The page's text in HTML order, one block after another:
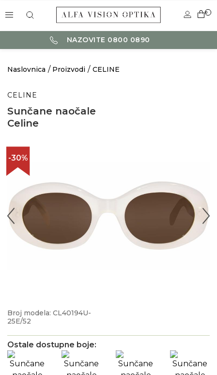
0
NAZOVITE 0800 0890
Naslovnica Proizvodi CELINE
CELINE
Sunčane naočale
Celine
-30%
Broj modela: CL40194U-
25E/52
Ostale dostupne boje: